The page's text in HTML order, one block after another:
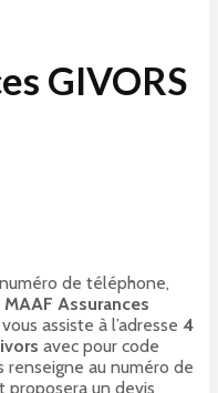
GIVORS
de téléphone,
MAAF Assurances
assiste à l’adresse 4
avec pour code
renseigne au numéro de
un devis